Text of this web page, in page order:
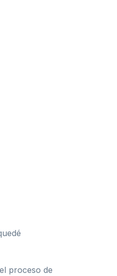
proceso de